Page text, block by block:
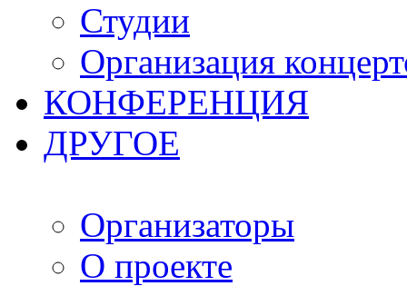
Студии
Организация
КОНФЕРЕНЦИЯ
ДРУГОЕ
Организаторы
О проекте